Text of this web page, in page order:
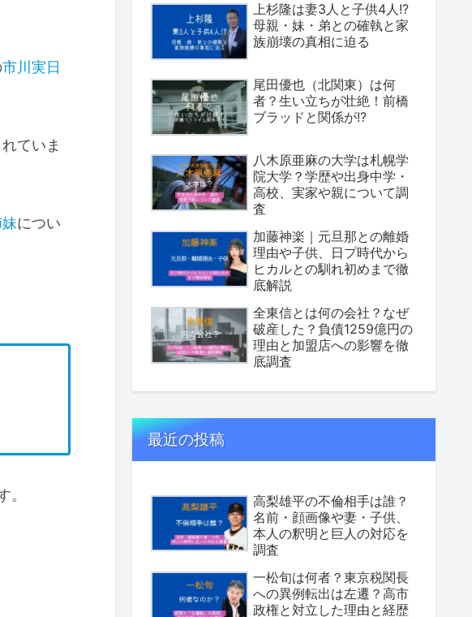
市川実日
ていま
につい
。
上杉隆は妻3人と子供4人!?
母親・妹・弟との確執と家
族崩壊の真相に迫る
尾田優也（北関東）は何
者？生い立ちが壮絶！前橋
ブラッドと関係が!?
八木原亜麻の大学は札幌学
院大学？学歴や出身中学・
高校、実家や親について調
査
加藤神楽｜元旦那との離婚
理由や子供、日プ時代から
ヒカルとの馴れ初めまで徹
底解説
全東信とは何の会社？なぜ
破産した？負債1259億円の
理由と加盟店への影響を徹
底調査
最近の投稿
高梨雄平の不倫相手は誰？
名前・顔画像や妻・子供、
本人の釈明と巨人の対応を
調査
一松旬は何者？東京税関長
への異例転出は左遷？高市
政権と対立した理由と経歴